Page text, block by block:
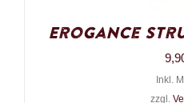
Erogance
Inkl.
zzgl.